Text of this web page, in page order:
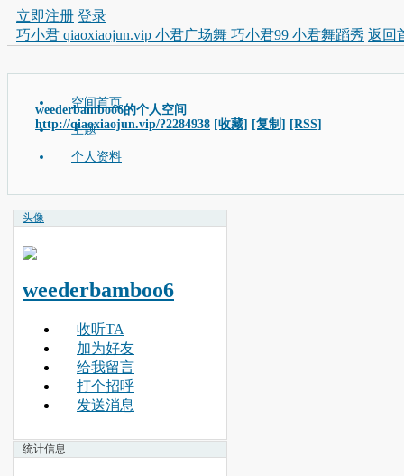
立即注册 登录
巧小君 qiaoxiaojun.vip 小君广场舞 巧小君99 小君舞蹈秀 返回
weederbamboo6的个人空间
http://qiaoxiaojun.vip/?2284938 [收藏] [复制] [RSS]
空间首页
主题
个人资料
头像
weederbamboo6
收听TA
加为好友
给我留言
打个招呼
发送消息
统计信息